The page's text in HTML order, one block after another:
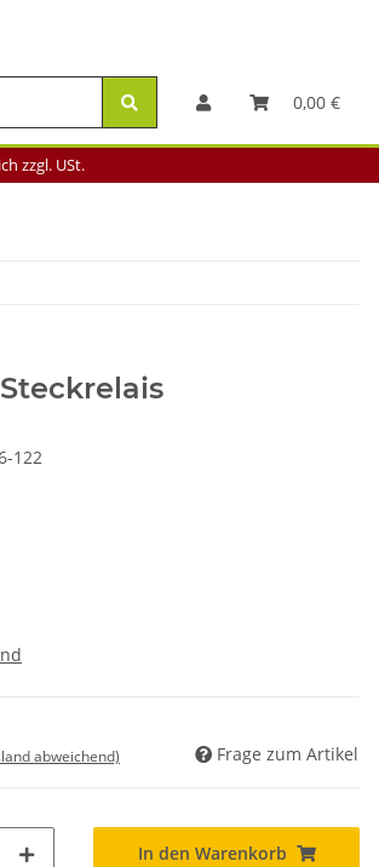
0,00 €
zzgl. USt.
Steckrelais
122
abweichend) Frage zum Artikel
In den Warenkorb